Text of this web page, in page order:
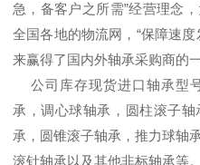
急，备客户之所需”经营理念
全国各地的物流网，“保障速
来赢得了国内外轴承采购商的
公司库存现货进口轴承型
承，调心球轴承，圆柱滚子
承，圆锥滚子轴承，推力球轴
滚针轴承以及其他非标轴承等